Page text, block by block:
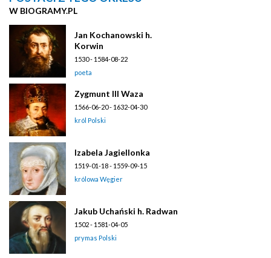
W BIOGRAMY.PL
Jan Kochanowski h.
Korwin
1530 - 1584-08-22
poeta
Zygmunt III Waza
1566-06-20 - 1632-04-30
król Polski
Izabela Jagiellonka
1519-01-18 - 1559-09-15
królowa Węgier
Jakub Uchański h. Radwan
1502 - 1581-04-05
prymas Polski